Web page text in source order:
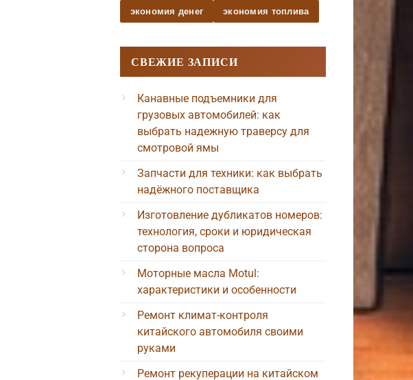
экономия денег экономия топлива
СВЕЖИЕ ЗАПИСИ
Канавные подъемники для
грузовых автомобилей: как
выбрать надежную траверсу для
смотровой ямы
Запчасти для техники: как выбрать
надёжного поставщика
Изготовление дубликатов номеров:
технология, сроки и юридическая
сторона вопроса
Моторные масла Motul:
характеристики и особенности
Ремонт климат-контроля
китайского автомобиля своими
руками
Ремонт рекуперации на китайском